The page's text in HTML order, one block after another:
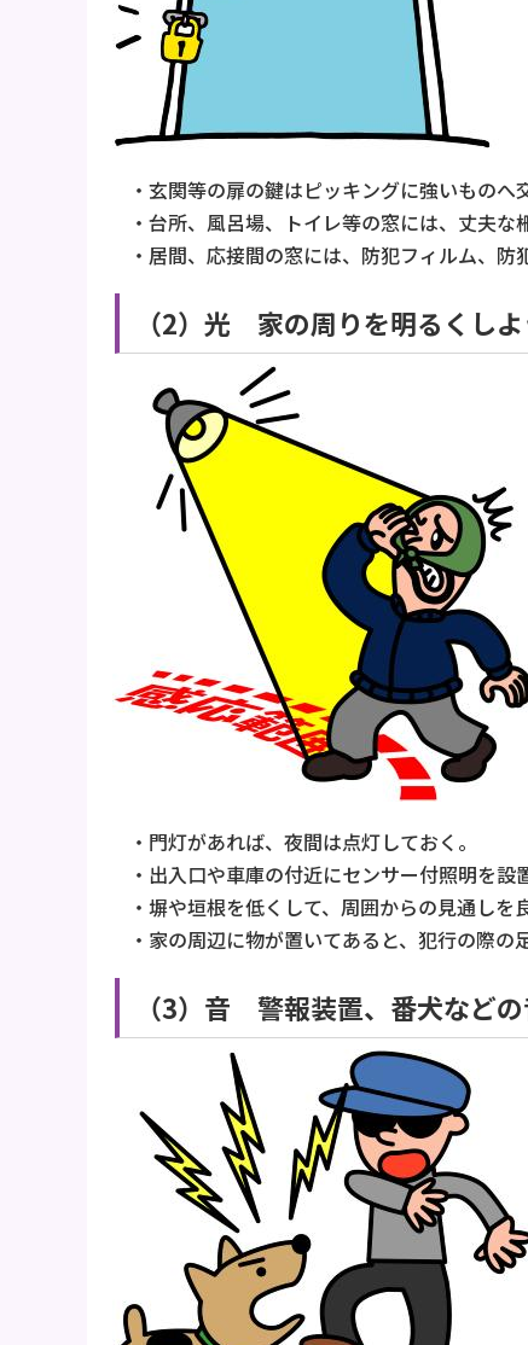
・玄関等の扉の鍵はピッキングに強いものへ
・台所、風呂場、トイレ等の窓には、丈夫な
・居間、応接間の窓には、防犯フィルム、防
（2）光 家の周りを明るくしよ
・門灯があれば、夜間は点灯しておく。
・出入口や車庫の付近にセンサー付照明を設
・塀や垣根を低くして、周囲からの見通しを
・家の周辺に物が置いてあると、犯行の際の
（3）音 警報装置、番犬など